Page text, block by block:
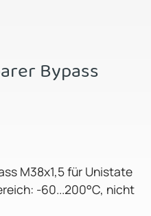
Bypass
M38x1,5 für Unistate
-60...200°C, nicht